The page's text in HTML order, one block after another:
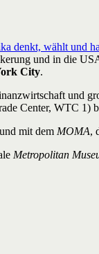
denkt, wählt und
und in die
City.
und
Center, WTC 1)
mit dem MOMA,
Metropolitan